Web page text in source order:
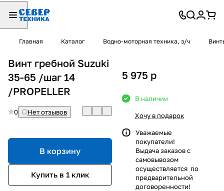
Главная Каталог Водно-моторная техника, з/ч
Винт гребной Suzuki
35-65 /шаг 14
/PROPELLER
0 Нет отзывов
В корзину
Купить в 1 клик
5 975 p
В наличии
Хочу в подарок
Уважаемые
покупатели!
Выдача заказов с
самовывозом
осуществляется по
предварительной
договоренности!